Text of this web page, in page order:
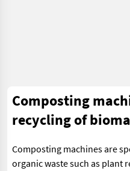
Composting
recycling of
Composting machines are
organic waste such as plant